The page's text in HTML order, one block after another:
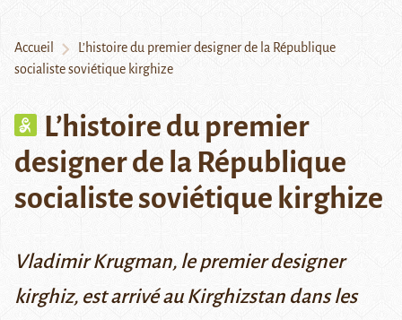
Accueil
L’histoire du premier designer de la République
socialiste soviétique kirghize
L’histoire du premier
designer de la République
socialiste soviétique kirghize
Vladimir Krugman, le premier designer
kirghiz, est arrivé au Kirghizstan dans les